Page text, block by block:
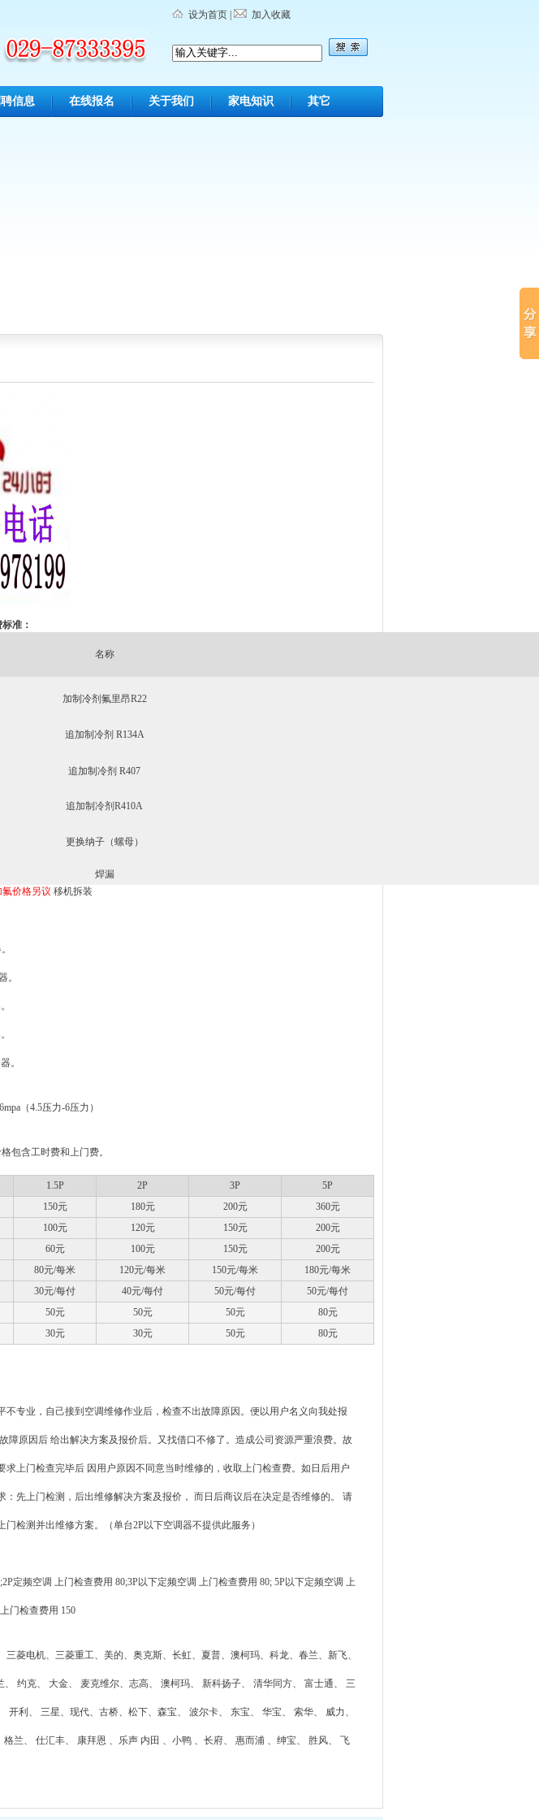
设为首页 加入收藏
信息 在线报名 关于我们 家电知识 其它
准：
名称
加制冷剂氟里昂R22
追加制冷剂 R134A
追加制冷剂 R407
追加制冷剂R410A
更换纳子（螺母）
焊漏
价格另议
。
。
（4.5压力-6压力）
包含工时费和 上门费。
移机拆装
1.5P 2P 3P
5P
150元 180元 200元
360元
100元 120元 150元
200元
60元 100元 150元
200元
80元/每米 120元/每米 150元/每米
180元/每米
30元/每付 40元/每付 50元/每付
50元/每付
50元 50元 50元
80元
30元 30元 50元 80元
不专业，自己接到空调维修作业后，检查不出故障原因。便以用户名义向我处报
障原因后 给出解决方案及报价后。又找借口不修了。造成公司资源严重浪费。故
求上门检查完毕后 因用户原因不同意当时维修的，收取上门检查费。如日后用户
：先上门检测，后出维修解决方案及报价， 而日后商议后在决定是否维修的。 请
检测并出维修方案。（单台2P以下空调器不提供此服务）
定频空调 上门检查费用 80;3P以下定频空调 上门检查费用 80; 5P以下定频空调 上
门检查费用 150
三菱电机、三菱重工、美的、奥克斯、长虹、夏普、澳柯玛、科龙、春兰、新飞、
约克、 大金、 麦克维尔、志高、 澳柯玛、 新科扬子、 清华同方、 富士通、 三
开利、 三星、现代、古桥、松下、森宝、 波尔卡、 东宝、 华宝、 索华、 威力、
兰、 仕汇丰、 康拜恩 、乐声 内田 、小鸭 、长府、 惠而浦 、绅宝、 胜风、 飞